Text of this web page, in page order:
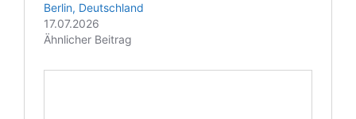
Berlin, Deutschland
17.07.2026
Ähnlicher Beitrag